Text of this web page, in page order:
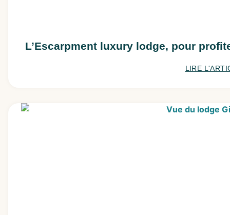
L’Escarpment luxury lodge, pour
LIRE